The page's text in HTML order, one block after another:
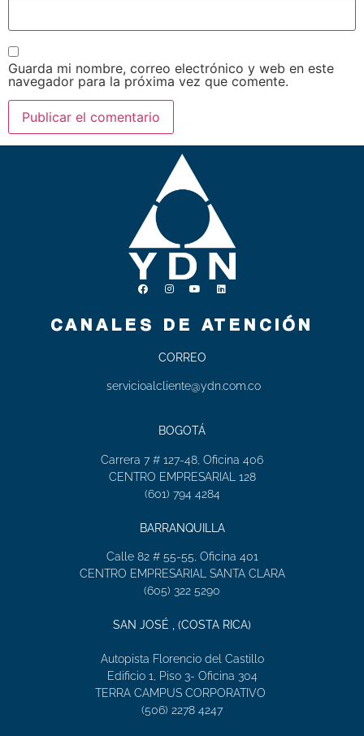
Guarda mi nombre, correo electrónico y web en este
navegador para la próxima vez que comente.
CANALES DE ATENCIÓN
CORREO
servicioalcliente@ydn.com.co
BOGOTÁ
Carrera 7 # 127-48, Oficina 406
CENTRO EMPRESARIAL 128
(601) 794 4284
BARRANQUILLA
Calle 82 # 55-55, Oficina 401
CENTRO EMPRESARIAL SANTA CLARA
(605) 322 5290
SAN JOSÉ , (COSTA RICA)
Autopista Florencio del Castillo
Edificio 1, Piso 3- Oficina 304
TERRA CAMPUS CORPORATIVO
(506) 2278 4247